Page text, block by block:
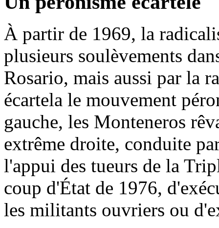
À partir de 1969, la
plusieurs soulèvements
Rosario, mais aussi par la
écartela le mouvement
gauche, les Monteneros
extrême droite, conduite
l'appui des tueurs de la
coup d'État de 1976,
les militants ouvriers ou